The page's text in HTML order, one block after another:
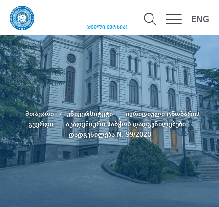
(ძველი ვერსია)
ENG
მთავარი უნივერსიტეტი
იურიდიული ცნობარის
გვერდი
აკადემიური საბჭოს დადგენილებები
დადგენილება N: 99/2020